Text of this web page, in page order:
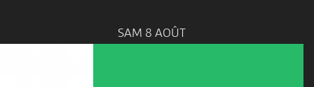
SAM 8 AOÛT